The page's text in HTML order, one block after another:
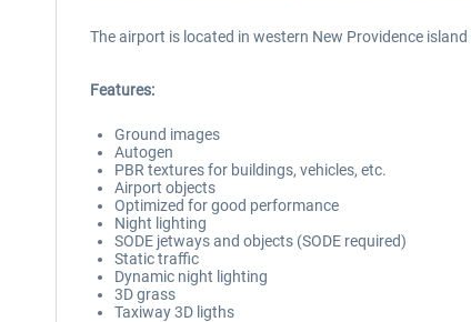
The airport is located in western New Providence
Features:
Ground images
Autogen
PBR textures for buildings, vehicles, etc.
Airport objects
Optimized for good performance
Night lighting
SODE jetways and objects (SODE required)
Static traffic
Dynamic night lighting
3D grass
Taxiway 3D ligths